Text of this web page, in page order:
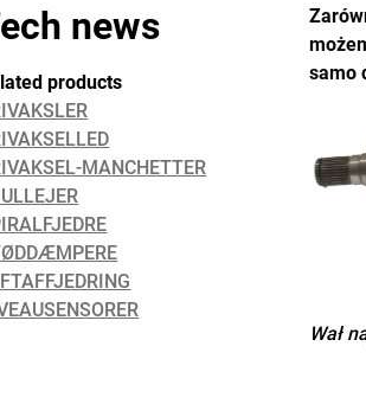
news
products
MANCHETTER
samo
Wał